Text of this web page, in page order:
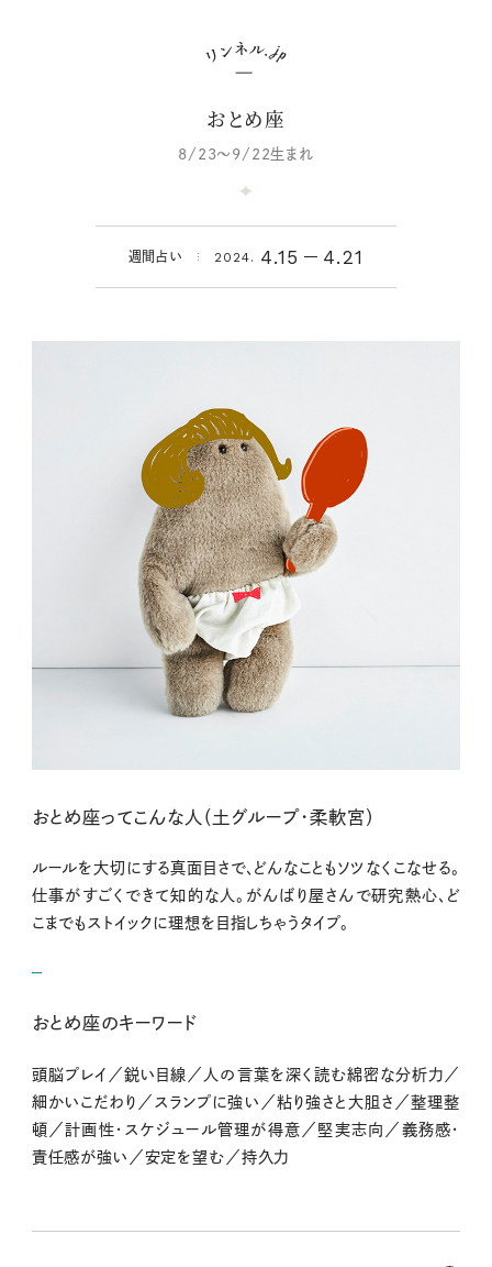
おとめ座
8/23～9/22生まれ
週間占い 2024. 4.15 4.21
おとめ座ってこんな人（土グループ・柔軟宮）
ルールを大切にする真面目さで、どんなこともソツなくこなせる。
仕事がすごくできて知的な人。がんばり屋さんで研究熱心、ど
こまでもストイックに理想を目指しちゃうタイプ。
おとめ座のキーワード
頭脳プレイ／鋭い目線／人の言葉を深く読む綿密な分析力／
細かいこだわり／スランプに強い／粘り強さと大胆さ／整理整
頓／計画性・スケジュール管理が得意／堅実志向／義務感・
責任感が強い／安定を望む／持久力